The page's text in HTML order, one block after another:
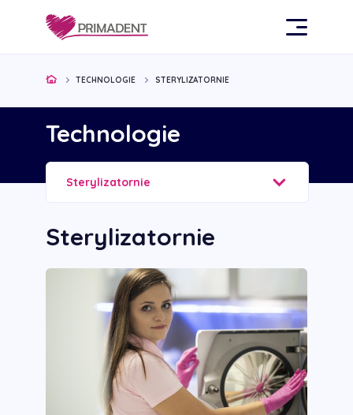
TECHNOLOGIE STERYLIZATORNIE
Technologie
Sterylizatornie
Sterylizatornie